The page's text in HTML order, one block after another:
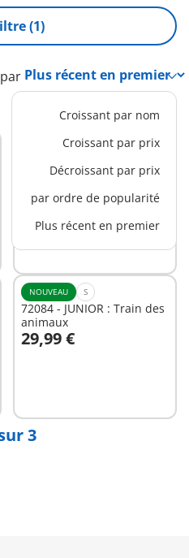
(1)
Croissant par nom
Croissant par prix
Décroissant par prix
par ordre de popularité
Plus récent en premier
NOUVEAU M
72085 - JUNIOR : Super-
héros en action
24,99 €
Au panier
NOUVEAU S
72084 - JUNIOR : Train des
animaux
29,99 €
Au panier
3